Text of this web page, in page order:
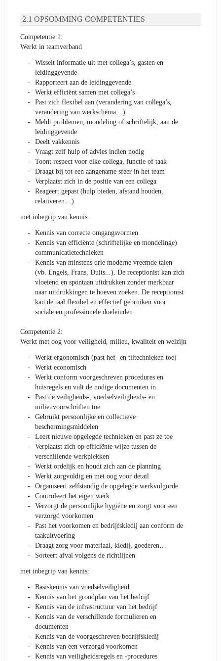
OPSOMMING COMPETENTIES
Competentie 1:
Werkt in teamverband
Wisselt informatie uit met collega’s, gasten en
leidinggevende
Rapporteert aan de leidinggevende
Werkt efficiënt samen met collega’s
Past zich flexibel aan (verandering van collega’s,
verandering van werkschema…)
Meldt problemen, mondeling of schriftelijk, aan de
leidinggevende
Deelt vakkennis
Vraagt zelf hulp of advies indien nodig
Toont respect voor elke collega, functie of taak
Draagt bij tot een aangename sfeer in het team
Verplaatst zich in de positie van een collega
Reageert gepast (hulp bieden, afstand houden,
relativeren…)
met inbegrip van kennis:
Kennis van correcte omgangsvormen
Kennis van efficiënte (schriftelijke en mondelinge)
communicatietechnieken
Kennis van minstens drie moderne vreemde talen
(vb. Engels, Frans, Duits...). De receptionist kan zich
vloeiend en spontaan uitdrukken zonder merkbaar
naar uitdrukkingen te hoeven zoeken. De receptionist
kan de taal flexibel en effectief gebruiken voor
sociale en professionele doeleinden
Competentie 2:
Werkt met oog voor veiligheid, milieu, kwaliteit en welzijn
Werkt ergonomisch (past hef- en tiltechnieken toe)
Werkt economisch
Werkt conform voorgeschreven procedures en
huisregels en vult de nodige documenten in
Past de veiligheids-, voedselveiligheids- en
milieuvoorschriften toe
Gebruikt persoonlijke en collectieve
beschermingsmiddelen
Leert nieuwe opgelegde technieken en past ze toe
Verplaatst zich op efficiënte wijze tussen de
verschillende werkplekken
Werkt ordelijk en houdt zich aan de planning
Werkt zorgvuldig en met oog voor detail
Organiseert zelfstandig de opgelegde werkvolgorde
Controleert het eigen werk
Verzorgt de persoonlijke hygiëne en zorgt voor een
verzorgd voorkomen
Past het voorkomen en bedrijfskledij aan conform de
taakuitvoering
Draagt zorg voor materiaal, kledij, goederen…
Sorteert afval volgens de richtlijnen
met inbegrip van kennis:
Basiskennis van voedselveiligheid
Kennis van het grondplan van het bedrijf
Kennis van de infrastructuur van het bedrijf
Kennis van de verschillende formulieren en
documenten
Kennis van de voorgeschreven bedrijfskledij
Kennis van een verzorgd voorkomen
Kennis van veiligheidsregels en -procedures